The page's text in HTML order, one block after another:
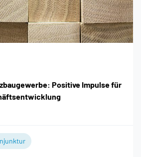
Positive Impulse für